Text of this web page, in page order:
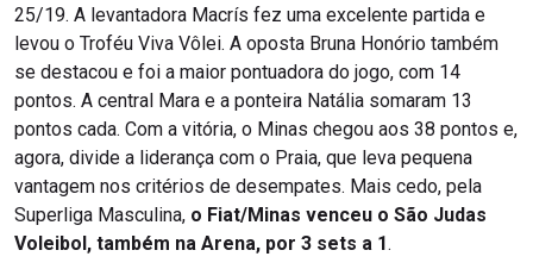
25/19. A levantadora Macrís fez uma excelente partida e
levou o Troféu Viva Vôlei. A oposta Bruna Honório também
se destacou e foi a maior pontuadora do jogo, com 14
pontos. A central Mara e a ponteira Natália somaram 13
pontos cada. Com a vitória, o Minas chegou aos 38 pontos e,
agora, divide a liderança com o Praia, que leva pequena
vantagem nos critérios de desempates. Mais cedo, pela
Superliga Masculina, o Fiat/Minas venceu o São Judas
Voleibol, também na Arena, por 3 sets a 1.